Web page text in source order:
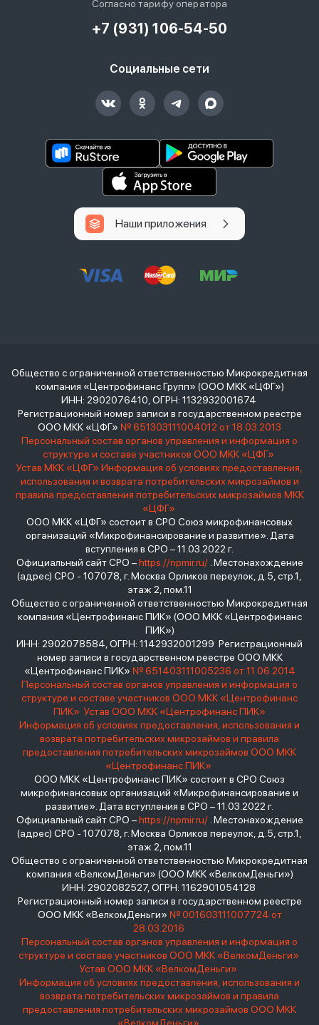
Согласно тарифу оператора
+7 (931) 106-54-50
Социальные сети
Наши приложения
Общество с ограниченной ответственностью Микрокредитная
компания «Центрофинанс Групп» (ООО МКК «ЦФГ»)
ИНН: 2902076410, ОГРН: 1132932001674
Регистрационный номер записи в государственном реестре
ООО МКК «ЦФГ» № 651303111004012 от 18.03.2013
Персональный состав органов управления и информация о
структуре и составе участников ООО МКК «ЦФГ»
Устав МКК «ЦФГ» Информация об условиях предоставления,
использования и возврата потребительских микрозаймов и
правила предоставления потребительских микрозаймов МКК
«ЦФГ»
ООО МКК «ЦФГ» состоит в СРО Союз микрофинансовых
организаций «Микрофинансирование и развитие». Дата
вступления в СРО – 11.03.2022 г.
Официальный сайт СРО –https://npmir.ru/. Местонахождение
(адрес) СРО - 107078, г. Москва Орликов переулок, д.5, стр.1,
этаж 2, пом.11
Общество с ограниченной ответственностью Микрокредитная
компания «Центрофинанс ПИК» (ООО МКК «Центрофинанс
ПИК»)
ИНН: 2902078584, ОГРН: 1142932001299 Регистрационный
номер записи в государственном реестре ООО МКК
«Центрофинанс ПИК» № 651403111005236 от 11.06.2014
Персональный состав органов управления и информация о
структуре и составе участников ООО МКК «Центрофинанс
ПИК» Устав ООО МКК «Центрофинанс ПИК»
Информация об условиях предоставления, использования и
возврата потребительских микрозаймов и правила
предоставления потребительских микрозаймов ООО МКК
«Центрофинанс ПИК»
ООО МКК «Центрофинанс ПИК» состоит в СРО Союз
микрофинансовых организаций «Микрофинансирование и
развитие». Дата вступления в СРО – 11.03.2022 г.
Официальный сайт СРО –https://npmir.ru/. Местонахождение
(адрес) СРО - 107078, г. Москва Орликов переулок, д.5, стр.1,
этаж 2, пом.11
Общество с ограниченной ответственностью Микрокредитная
компания «ВелкомДеньги» (ООО МКК «ВелкомДеньги»)
ИНН: 2902082527, ОГРН: 1162901054128
Регистрационный номер записи в государственном реестре
ООО МКК «ВелкомДеньги» № 001603111007724 от
28.03.2016
Персональный состав органов управления и информация о
структуре и составе участников ООО МКК «ВелкомДеньги»
Устав ООО МКК «ВелкомДеньги»
Информация об условиях предоставления, использования и
возврата потребительских микрозаймов и правила
предоставления потребительских микрозаймов ООО МКК